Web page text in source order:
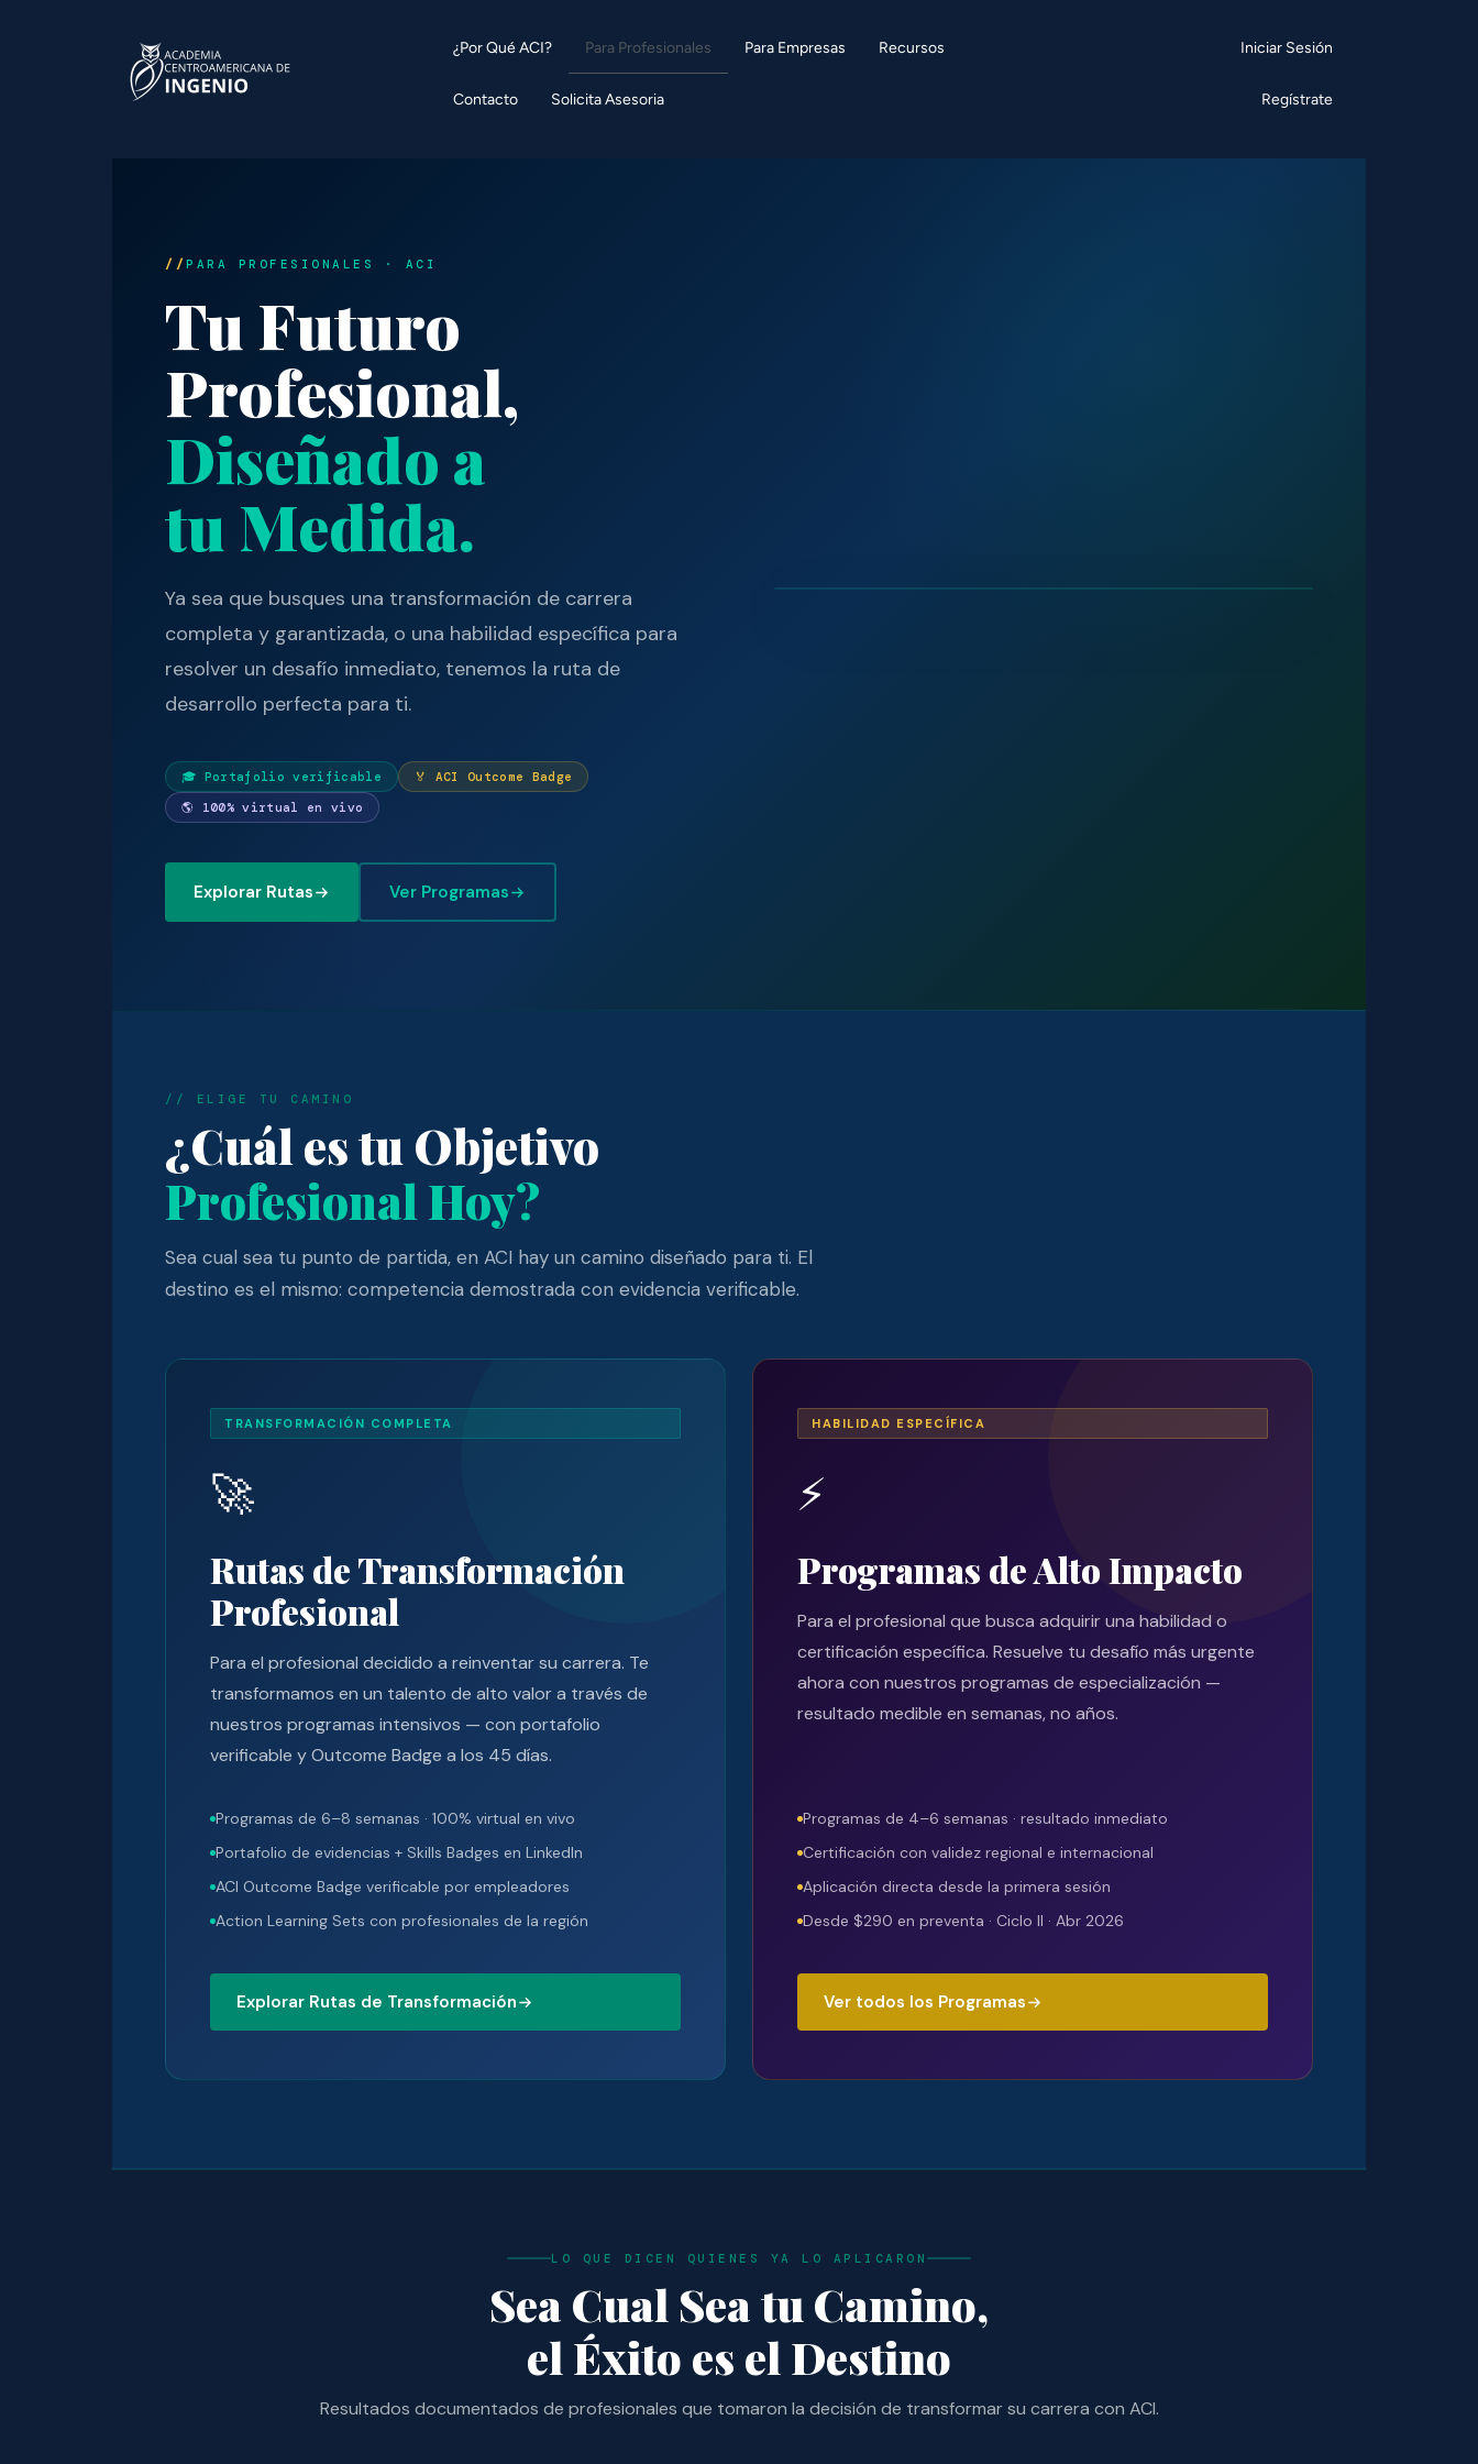
¿Por Qué ACI? Para Profesionales Para Empresas Recursos
Contacto Solicita Asesoria
Iniciar Sesión
Regístrate
PARA PROFESIONALES · ACI
Tu Futuro
Profesional,
Diseñado a
tu Medida.
Ya sea que busques una transformación de carrera
completa y garantizada, o una habilidad específica para
resolver un desafío inmediato, tenemos la ruta de
desarrollo perfecta para ti.
🎓 Portafolio verificable
🏅 ACI Outcome Badge
🌎 100% virtual en vivo
Explorar Rutas Ver Programas
// ELIGE TU CAMINO
¿Cuál es tu Objetivo
Profesional Hoy?
Sea cual sea tu punto de partida, en ACI hay un camino diseñado para ti. El
destino es el mismo: competencia demostrada con evidencia verificable.
TRANSFORMACIÓN COMPLETA
🚀
Rutas de Transformación
Profesional
Para el profesional decidido a reinventar su carrera. Te
transformamos en un talento de alto valor a través de
nuestros programas intensivos — con portafolio
verificable y Outcome Badge a los 45 días.
Programas de 6–8 semanas · 100% virtual en vivo
Portafolio de evidencias + Skills Badges en LinkedIn
ACI Outcome Badge verificable por empleadores
Action Learning Sets con profesionales de la región
Explorar Rutas de Transformación
HABILIDAD ESPECÍFICA
⚡
Programas de Alto Impacto
Para el profesional que busca adquirir una habilidad o
certificación específica. Resuelve tu desafío más urgente
ahora con nuestros programas de especialización —
resultado medible en semanas, no años.
Programas de 4–6 semanas · resultado inmediato
Certificación con validez regional e internacional
Aplicación directa desde la primera sesión
Desde $290 en preventa · Ciclo II · Abr 2026
Ver todos los Programas
LO QUE DICEN QUIENES YA LO APLICARON
Sea Cual Sea tu Camino,
el Éxito es el Destino
Resultados documentados de profesionales que tomaron la decisión de transformar su carrera con ACI.